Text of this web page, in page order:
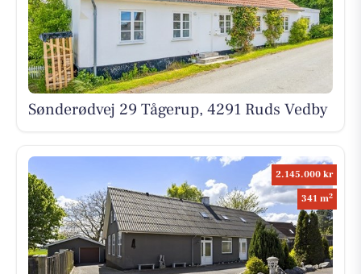
Sønderødvej 29 Tågerup, 4291 Ruds Vedby
2.145.000 kr
341 m2